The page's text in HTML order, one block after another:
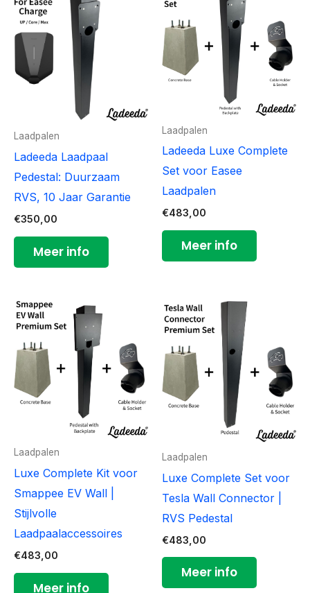
Laadpalen
Ladeeda Laadpaal
Pedestal: Duurzaam
RVS, 10 Jaar Garantie
€350,00
Meer info
Laadpalen
Ladeeda Luxe Complete
Set voor Easee
Laadpalen
€483,00
Meer info
Laadpalen
Luxe Complete Kit voor
Smappee EV Wall |
Stijlvolle
Laadpaalaccessoires
€483,00
Meer info
Laadpalen
Luxe Complete Set voor
Tesla Wall Connector |
RVS Pedestal
€483,00
Meer info